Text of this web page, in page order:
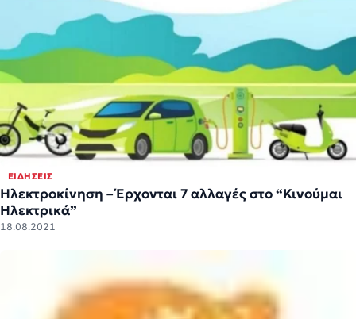
ΕΙΔΉΣΕΙΣ
Ηλεκτροκίνηση – Έρχονται 7 αλλαγές στο “Κινούμαι
Ηλεκτρικά”
18.08.2021